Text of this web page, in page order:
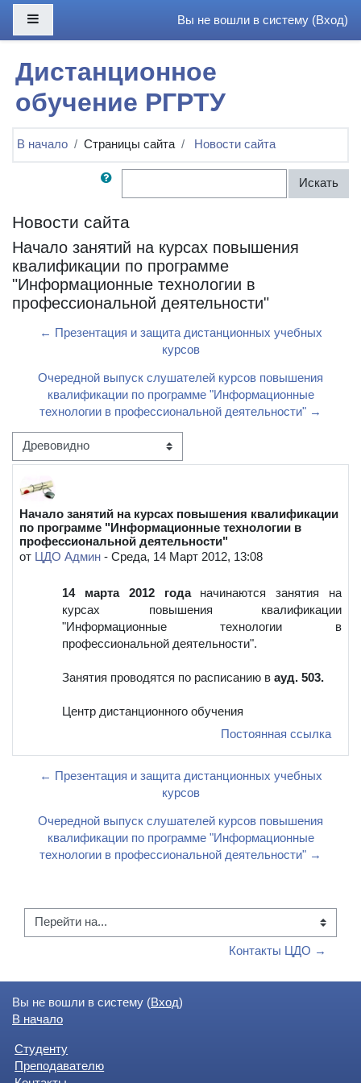
Перейти к основному содержанию
Вы не вошли в систему (Вход)
Дистанционное
обучение РГРТУ
В начало Страницы сайта Новости сайта
Поиск по форумам
Искать
Новости сайта
Начало занятий на курсах повышения
квалификации по программе
"Информационные технологии в
профессиональной деятельности"
← Презентация и защита дистанционных учебных
курсов
Очередной выпуск слушателей курсов повышения
квалификации по программе "Информационные
технологии в профессиональной деятельности" →
Режим отображения
Начало занятий на курсах повышения квалификации
по программе "Информационные технологии в
профессиональной деятельности"
от ЦДО Админ - Среда, 14 Март 2012, 13:08
Количество ответов: 0
14 марта 2012 года начинаются занятия на
курсах повышения квалификации
"Информационные технологии в
профессиональной деятельности".
Занятия проводятся по расписанию в ауд. 503.
Центр дистанционного обучения
Постоянная ссылка
← Презентация и защита дистанционных учебных
курсов
Очередной выпуск слушателей курсов повышения
квалификации по программе "Информационные
технологии в профессиональной деятельности" →
Перейти на...
Контакты ЦДО →
Вы не вошли в систему (Вход)
В начало
Студенту
Преподавателю